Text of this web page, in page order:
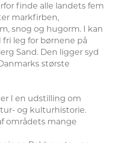
finde alle landets fem
markfirben,
snog og hugorm. I kan
leg for børnene på
Sand. Den ligger syd
største
I en udstilling om
og kulturhistorie.
områdets mange